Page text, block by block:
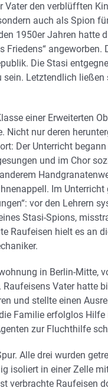
den verblüfften
auch als Spion
1950er Jahren hatte
Friedens“
Die Stasi
sein. Letztendlich
einer Erweiterten
Nicht nur deren
Der Unterricht
und im Chor
Im
vor den Lehrern
Stasi-Spions,
Raufeisen hielt es an
in Berlin-Mitte,
Vater hatte
und stellte einen
Familie erfolglos
zur Fluchthilfe
Alle drei wurden
isoliert in einer Zelle
verbrachte Raufeisen